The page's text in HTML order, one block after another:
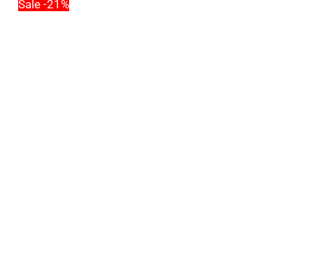
Sale -21%
Moto